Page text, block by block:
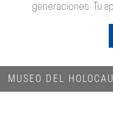
generaciones. Tu
MUSEO DEL